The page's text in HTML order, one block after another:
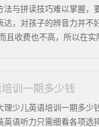
法与拼读技巧难以掌握，
达，对孩子的辨音力并不
且收费也不高，所以在实
训一期多少钱
理少儿英语培训一期多少
英语听力只需细看各项选